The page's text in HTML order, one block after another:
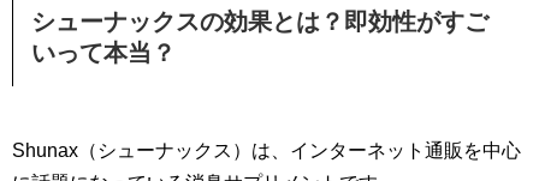
シューナックスの効果とは？即効性がすご
いって本当？
Shunax（シューナックス）は、インターネット通販を中心